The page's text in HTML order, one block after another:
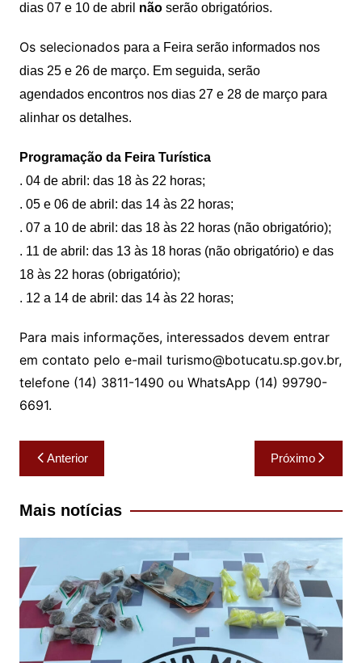
dias 07 e 10 de abril nãoserão obrigatórios.
Os selecionados para a Feira serão informados nos
dias 25 e 26 de março. Em seguida, serão
agendadosencontros nos dias 27 e 28 de março para
alinhar os detalhes.
Programação da Feira Turística
. 04 de abril: das 18 às 22 horas;
. 05 e 06 de abril: das 14 às 22 horas;
. 07 a 10 de abril: das 18 às 22 horas(não obrigatório);
. 11 de abril: das 13 às 18 horas(não obrigatório) e das
18 às 22 horas (obrigatório);
. 12 a 14 de abril: das 14 às 22 horas;
Para mais informações, interessados devem entrar
em contato pelo e-mail turismo@botucatu.sp.gov.br,
telefone (14) 3811-1490 ou WhatsApp (14) 99790-
6691.
Navegação
de
Post
Anterior Próximo
Mais notícias